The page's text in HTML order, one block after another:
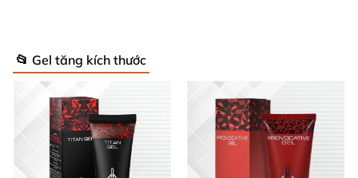
Tác dụng
của sản phẩm gel bôi trơn Titan
tăng kích thước
Gel bôi trơn tăng kích thước Titan có thể mang tới
📂 Gel tăng kích thước